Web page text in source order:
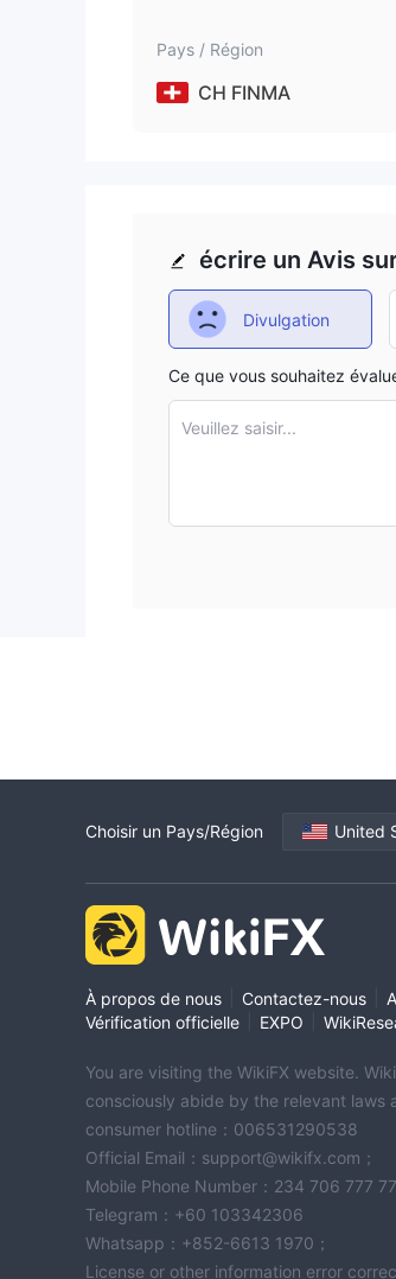
Pays / Région
CH FINMA
écrire un Avis
Divulgation
Ce que vous souhaitez
Veuillez saisir...
Choisir un Pays/Région United
À propos de nous Contactez-nous
Vérification officielle
EXPO
You are visiting the WikiFX website.
consciously abide by the relevant laws
consumer hotline：006531290538
Official Email：support@wikifx.com；
Mobile Phone Number：234 706 777
Telegram：+60 103342306
Whatsapp：+852-6613 1970；
License or other information error